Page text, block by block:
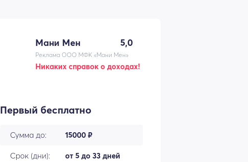
Мани Мен 5,0
Реклама ООО МФК «Мани Мен»
Никаких справок о доходах!
Первый бесплатно
Сумма до: 15000 ₽
Срок (дни): от 5 до 33 дней